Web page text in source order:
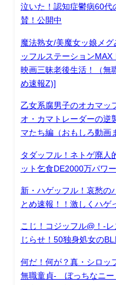
泣いた！認知症鬱病60代
賛！公開中
魔法熟女/美魔女ッ娘メグ
ッフルステーション
映画三昧老後生活！（無
め速報Z)]
乙女系腐男子のオカマッ
オ・カマトレーダーの
マたち編（おもしろ動画
タダッフル！ネトゲ廃人
ット乞食DE2000万パワー
新・ハゲッフル！哀愁の
とめ速報！！激しくハゲ
こじ！コジッフル@！-
じらせ！50独身処女の
何だ！何が？真・シロ
無職童貞- ぼっちなニー